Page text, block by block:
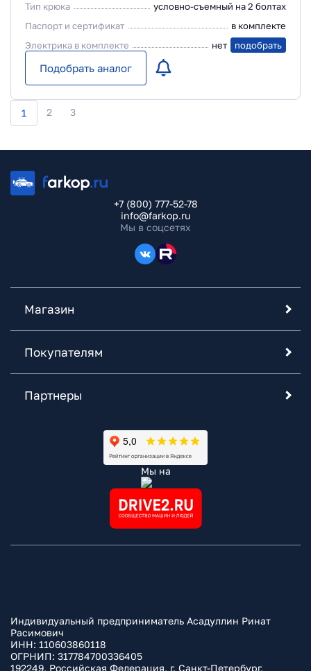
Тип крюка
условно-съемный на 2 болтах
Паспорт и сертификат
в комплекте
Электрика в комплекте
нет подобрать
Подобрать аналог
1 2 3
+7 (800) 777-52-78
info@farkop.ru
Мы в соцсетях
Магазин
Покупателям
Партнеры
Мы на
Индивидуальный предприниматель Асадуллин Ринат
Расимович
ИНН: 110603860118
ОГРНИП: 317784700336405
192249, Российская Федерация, г. Санкт-Петербург,